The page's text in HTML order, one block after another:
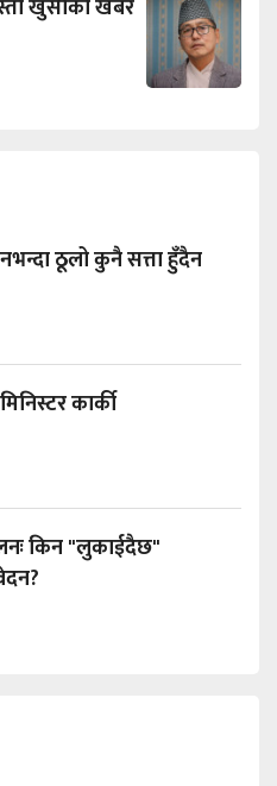
खुसीको खबर
ठूलो कुनै सत्ता हुँदैन
मिनिस्टर कार्की
किन "लुकाईदैछ"